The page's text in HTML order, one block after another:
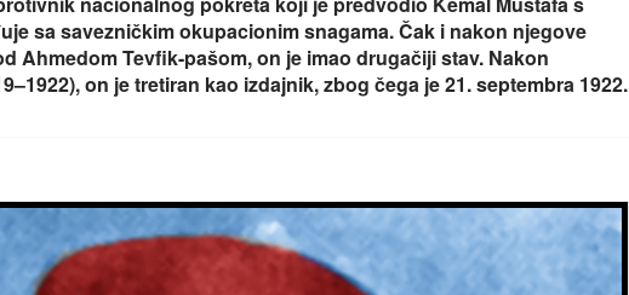
sa savezničkim okupacionim snagama. Čak i nakon njegove
Ahmedom Tevfik-pašom, on je imao drugačiji stav. Nakon
on je tretiran kao izdajnik, zbog čega je 21. septembra 1922.